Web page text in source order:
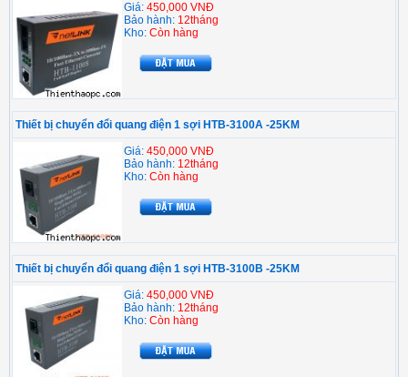
Giá: 450,000 VNĐ
Bảo hành: 12tháng
Kho: Còn hàng
Thiết bị chuyển đổi quang điện 1 sợi HTB-3100A -25KM
Giá: 450,000 VNĐ
Bảo hành: 12tháng
Kho: Còn hàng
Thiết bị chuyển đổi quang điện 1 sợi HTB-3100B -25KM
Giá: 450,000 VNĐ
Bảo hành: 12tháng
Kho: Còn hàng